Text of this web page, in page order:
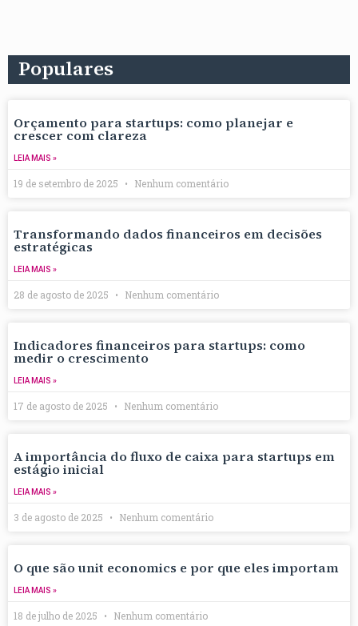
Populares
Orçamento para startups: como planejar e
crescer com clareza
LEIA MAIS »
19 de setembro de 2025 Nenhum comentário
Transformando dados financeiros em decisões
estratégicas
LEIA MAIS »
28 de agosto de 2025 Nenhum comentário
Indicadores financeiros para startups: como
medir o crescimento
LEIA MAIS »
17 de agosto de 2025 Nenhum comentário
A importância do fluxo de caixa para startups em
estágio inicial
LEIA MAIS »
3 de agosto de 2025 Nenhum comentário
O que são unit economics e por que eles importam
LEIA MAIS »
18 de julho de 2025 Nenhum comentário